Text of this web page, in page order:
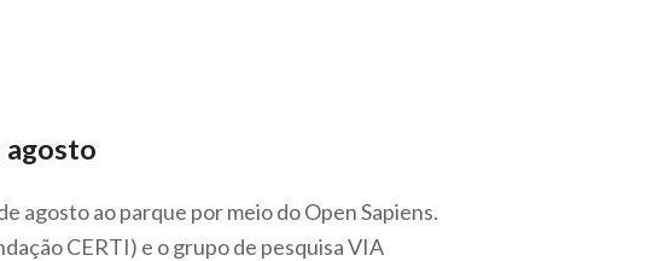
agosto
agosto ao parque por meio do Open Sapiens.
CERTI) e o grupo de pesquisa VIA